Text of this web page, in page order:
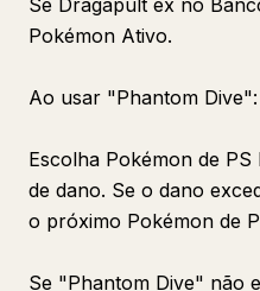
Se Dragapult ex no
Pokémon Ativo.
Ao usar "Phantom Dive":
Escolha Pokémon de
de dano. Se o dano
o próximo Pokémon de
Se "Phantom Dive" não